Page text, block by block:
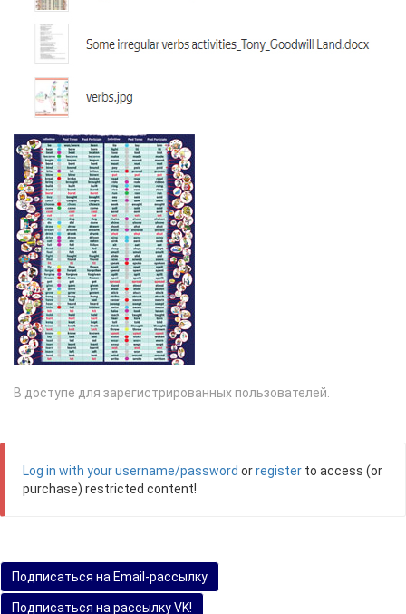
В доступе для зарегистрированных пользователей.
Log in with your username/password orregister to access (or
purchase) restricted content!
Подписаться на Email-рассылку
Подписаться на рассылку VK!